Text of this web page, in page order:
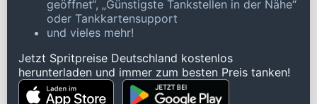
geöffnet“, „Günstigste Tankstellen in der Nähe“
oder Tankkartensupport
und vieles mehr!
Jetzt Spritpreise Deutschland kostenlos
herunterladen und immer zum besten Preis tanken!